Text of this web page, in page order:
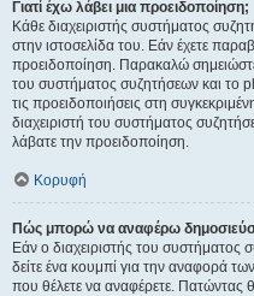
Γιατί έχω λάβει μια προειδοποίηση;
Κάθε διαχειριστής συστήματος
στην ιστοσελίδα του. Εάν έχετε
προειδοποίηση. Παρακαλώ
του συστήματος συζητήσεων και το
τις προειδοποιήσεις στη
διαχειριστή του συστήματος
λάβατε την προειδοποίηση.
Κορυφή
Πώς μπορώ να αναφέρω
Εάν ο διαχειριστής του συστήματος
δείτε ένα κουμπί για την αναφορά
που θέλετε να αναφέρετε. Πατώντας